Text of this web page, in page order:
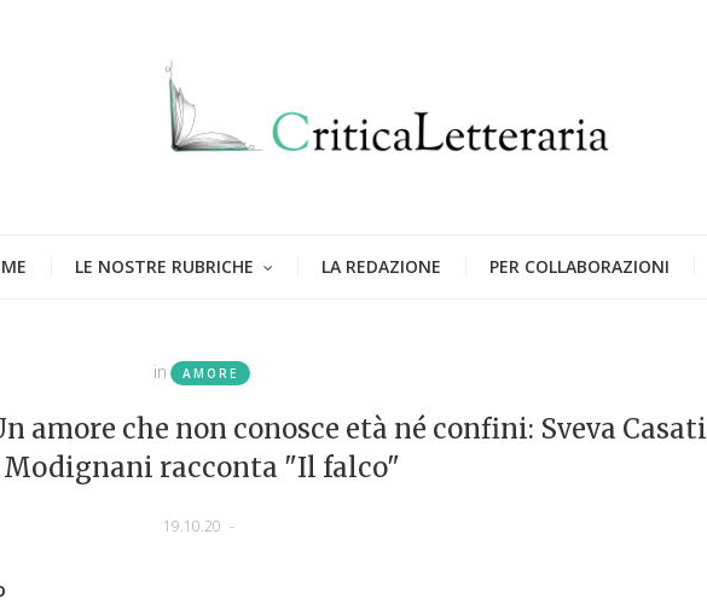
LE NOSTRE RUBRICHE LA REDAZIONE PER COLLABORAZIONI
in AMORE
che non conosce età né confini: Sveva Casati
Modignani racconta "Il falco"
19.10.20 -